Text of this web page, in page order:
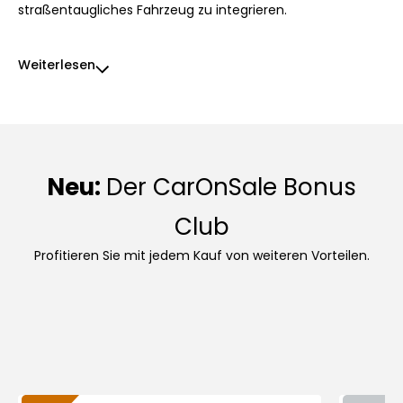
straßentaugliches Fahrzeug zu integrieren.
Weiterlesen
Neu: Der CarOnSale Bonus
Club
Profitieren Sie mit jedem Kauf von weiteren Vorteilen.